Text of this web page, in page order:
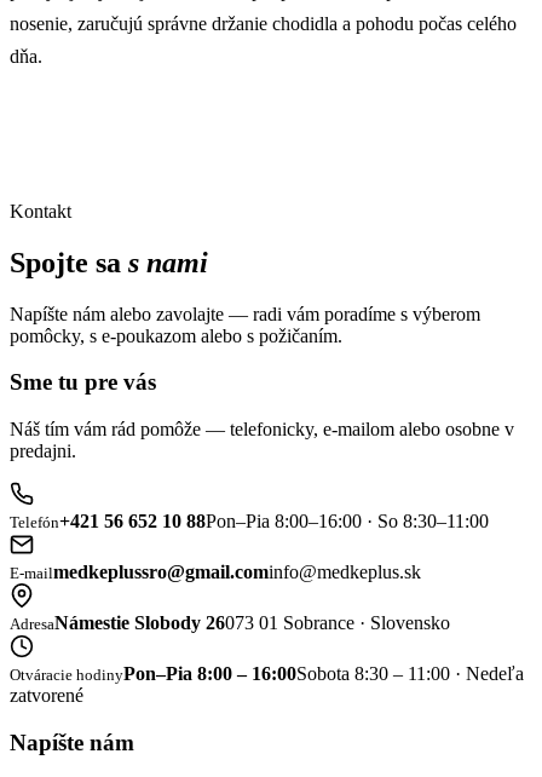
nosenie, zaručujú správne držanie chodidla a pohodu počas celého
dňa.
Kontakt
Spojte sa s nami
Napíšte nám alebo zavolajte — radi vám poradíme s výberom
pomôcky, s e-poukazom alebo s požičaním.
Sme tu pre vás
Náš tím vám rád pomôže — telefonicky, e-mailom alebo osobne v
predajni.
Telefón+421 56 652 10 88Pon–Pia 8:00–16:00 · So 8:30–11:00
E-mailmedkeplussro@gmail.cominfo@medkeplus.sk
AdresaNámestie Slobody 26073 01 Sobrance · Slovensko
Otváracie hodinyPon–Pia 8:00 – 16:00Sobota 8:30 – 11:00 · Nedeľa
zatvorené
Napíšte nám